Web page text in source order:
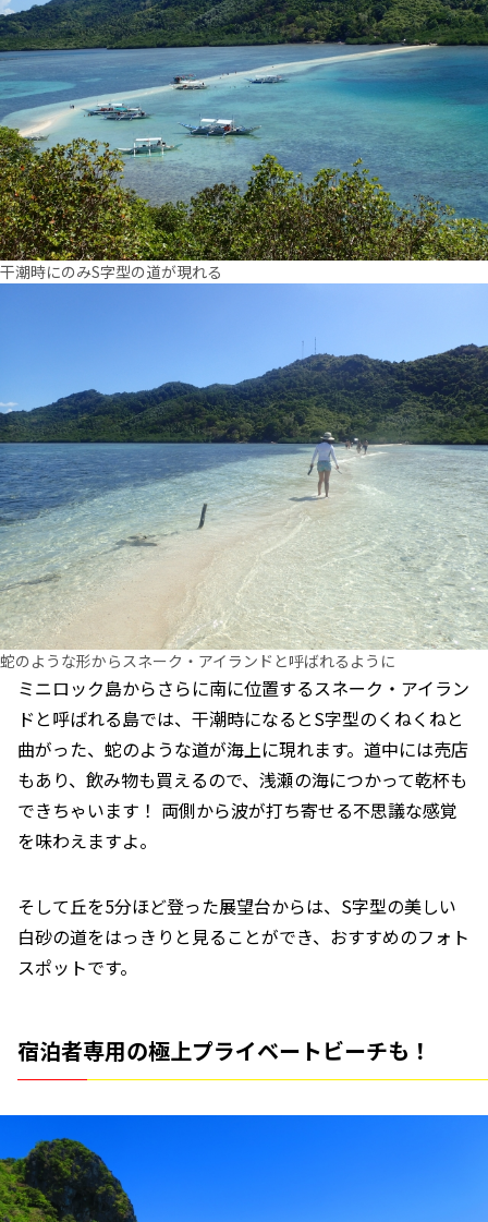
干潮時にのみS字型の道が現れる
蛇のような形からスネーク・アイランドと呼ばれるように
ミニロック島からさらに南に位置するスネーク・アイラン
ドと呼ばれる島では、干潮時になるとS字型のくねくねと
曲がった、蛇のような道が海上に現れます。道中には売店
もあり、飲み物も買えるので、浅瀬の海につかって乾杯も
できちゃいます！ 両側から波が打ち寄せる不思議な感覚
を味わえますよ。
そして丘を5分ほど登った展望台からは、S字型の美しい
白砂の道をはっきりと見ることができ、おすすめのフォト
スポットです。
宿泊者専用の極上プライベートビーチも！